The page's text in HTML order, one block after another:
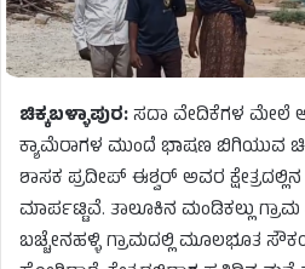
ಚಿಕ್ಕಬಳ್ಳಾಪುರ:ಸದಾ ವೇದಿಕೆಗಳ ಮೇಲೆ
ಕ್ಯಾಮೆರಾಗಳ ಮುಂದೆ ಭಾಷಣ ಬಿಗಿಯುವ
ಶಾಸಕ ಪ್ರದೀಪ್ ಈಶ್ವರ್ ಅವರ
ಮಾರ್ಪಟ್ಟಿವೆ. ತಾಲೂಕಿನ ಮಂಡಿಕಲ್ಲು
ಬಚ್ಚೇನಹಳ್ಳಿ ಗ್ರಾಮದಲ್ಲಿ ಮೂಲಭೂತ